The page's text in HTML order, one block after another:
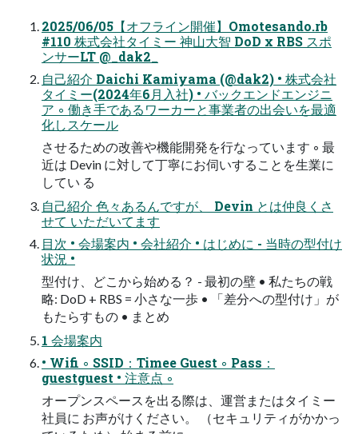
2025/06/05【オフライン開催】Omotesando.rb
#110 株式会社タイミー 神山大智 DoD x RBS スポ
ンサーLT @_dak2_
自己紹介 Daichi Kamiyama (@dak2) • 株式会社
タイミー(2024年6月入社) • バックエンドエンジニ
ア ◦ 働き手であるワーカーと事業者の出会いを最適
化しスケール
させるための改善や機能開発を行なっています ◦ 最
近は Devin に対して丁寧にお伺いすることを生業に
してい る
自己紹介 色々あるんですが、 Devin とは仲良くさ
せて いただいてます
目次 • 会場案内 • 会社紹介 • はじめに - 当時の型付け
状況 •
型付け、どこから始める？ - 最初の壁 • 私たちの戦
略: DoD + RBS = 小さな一歩 • 「差分への型付け」が
もたらすもの • まとめ
1 会場案内
• Wifi ◦ SSID：Timee Guest ◦ Pass：
guestguest • 注意点 ◦
オープンスペースを出る際は、運営またはタイミー
社員に お声がけください。 （セキュリティがかかっ